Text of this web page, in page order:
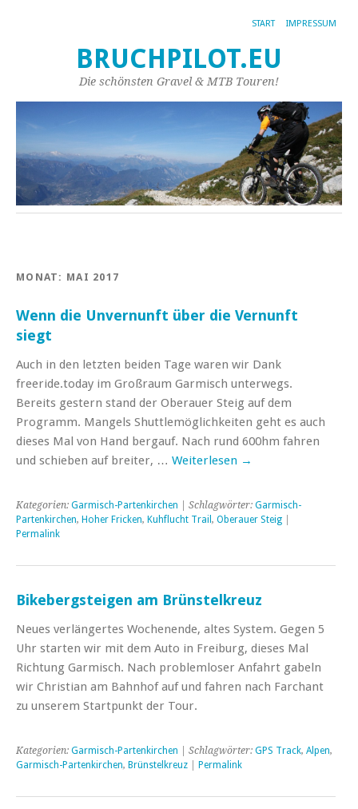
START IMPRESSUM
BRUCHPILOT.EU
Die schönsten Gravel & MTB Touren!
MONAT: MAI 2017
Wenn die Unvernunft über die Vernunft
siegt
Auch in den letzten beiden Tage waren wir Dank
freeride.today im Großraum Garmisch unterwegs.
Bereits gestern stand der Oberauer Steig auf dem
Programm. Mangels Shuttlemöglichkeiten geht es auch
dieses Mal von Hand bergauf. Nach rund 600hm fahren
und schieben auf breiter, … Weiterlesen →
Kategorien: Garmisch-Partenkirchen | Schlagwörter: Garmisch-
Partenkirchen, Hoher Fricken, Kuhflucht Trail , Oberauer Steig
Permalink
Bikebergsteigen am Brünstelkreuz
Neues verlängertes Wochenende, altes System. Gegen 5
Uhr starten wir mit dem Auto in Freiburg, dieses Mal
Richtung Garmisch. Nach problemloser Anfahrt gabeln
wir Christian am Bahnhof auf und fahren nach Farchant
zu unserem Startpunkt der Tour.
Kategorien: Garmisch-Partenkirchen | Schlagwörter: GPS Track, Alpen,
Garmisch-Partenkirchen, Brünstelkreuz Permalink